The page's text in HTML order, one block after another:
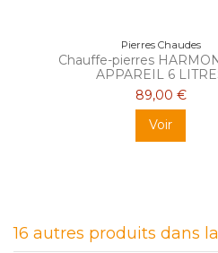
Pierres Chaudes
Chauffe-pierres
APPAREIL 6
89,00 €
Voir
16 autres produits dans